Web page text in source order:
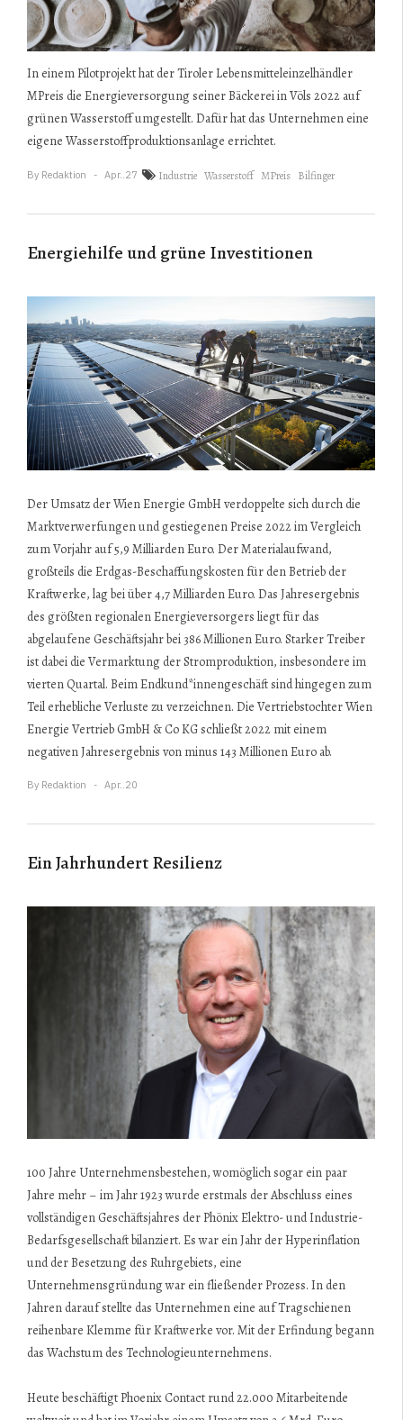
In einem Pilotprojekt hat der Tiroler Lebensmitteleinzelhändler
MPreis die Energieversorgung seiner Bäckerei in Völs 2022 auf
grünen Wasserstoff umgestellt. Dafür hat das Unternehmen eine
eigene Wasserstoffproduktionsanlage errichtet.
By Redaktion Apr..27 Industrie Wasserstoff MPreis Bilfinger
Energiehilfe und grüne Investitionen
Der Umsatz der Wien Energie GmbH verdoppelte sich durch die
Marktverwerfungen und gestiegenen Preise 2022 im Vergleich
zum Vorjahr auf 5,9 Milliarden Euro. Der Materialaufwand,
großteils die Erdgas-Beschaffungskosten für den Betrieb der
Kraftwerke, lag bei über 4,7 Milliarden Euro. Das Jahresergebnis
des größten regionalen Energieversorgers liegt für das
abgelaufene Geschäftsjahr bei 386 Millionen Euro. Starker Treiber
ist dabei die Vermarktung der Stromproduktion, insbesondere im
vierten Quartal. Beim Endkund*innengeschäft sind hingegen zum
Teil erhebliche Verluste zu verzeichnen. Die Vertriebstochter Wien
Energie Vertrieb GmbH & Co KG schließt 2022 mit einem
negativen Jahresergebnis von minus 143 Millionen Euro ab.
By Redaktion Apr..20
Ein Jahrhundert Resilienz
100 Jahre Unternehmensbestehen, womöglich sogar ein paar
Jahre mehr – im Jahr 1923 wurde erstmals der Abschluss eines
vollständigen Geschäftsjahres der Phönix Elektro- und Industrie-
Bedarfsgesellschaft bilanziert. Es war ein Jahr der Hyperinflation
und der Besetzung des Ruhrgebiets, eine
Unternehmensgründung war ein fließender Prozess. In den
Jahren darauf stellte das Unternehmen eine auf Tragschienen
reihenbare Klemme für Kraftwerke vor. Mit der Erfindung begann
das Wachstum des Technologieunternehmens.
Heute beschäftigt Phoenix Contact rund 22.000 Mitarbeitende